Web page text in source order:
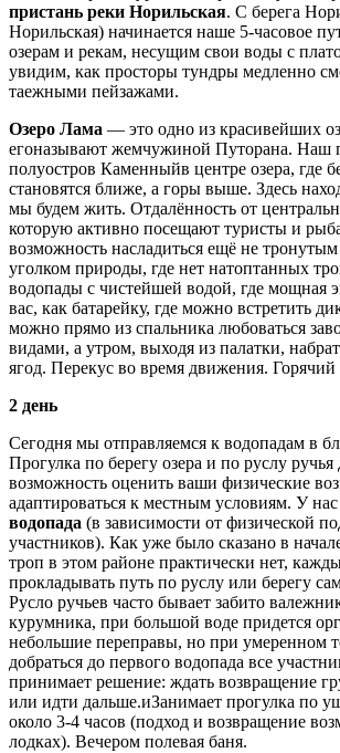
пристань реки Норильская. С берега
Норильская) начинается наше 5-часовое
озерам и рекам, несущим свои воды с
увидим, как просторы тундры медленно
таежными пейзажами.
Озеро Лама — это одно из красивейших
егоназывают жемчужиной Путорана. Наш
полуостров Каменныйв центре озера, где
становятся ближе, а горы выше. Здесь
мы будем жить. Отдалённость от
которую активно посещают туристы и
возможность насладиться ещё не
уголком природы, где нет натоптанных
водопады с чистейшей водой, где мощная
вас, как батарейку, где можно встретить
можно прямо из спальника любоваться
видами, а утром, выходя из палатки,
ягод. Перекус во время движения.
2 день
Сегодня мы отправляемся к водопадам в
Прогулка по берегу озера и по руслу ручья
возможность оценить ваши физические
адаптироваться к местным условиям. У
водопада (в зависимости от физической
участников). Как уже было сказано в
троп в этом районе практически нет,
прокладывать путь по руслу или берегу
Русло ручьев часто бывает забито
курумника, при большой воде придется
небольшие переправы, но при умеренном
добраться до первого водопада все
принимает решение: ждать возвращение
или идти дальше.иЗанимает прогулка по
около 3-4 часов (подход и возвращение
лодках). Вечером полевая баня.